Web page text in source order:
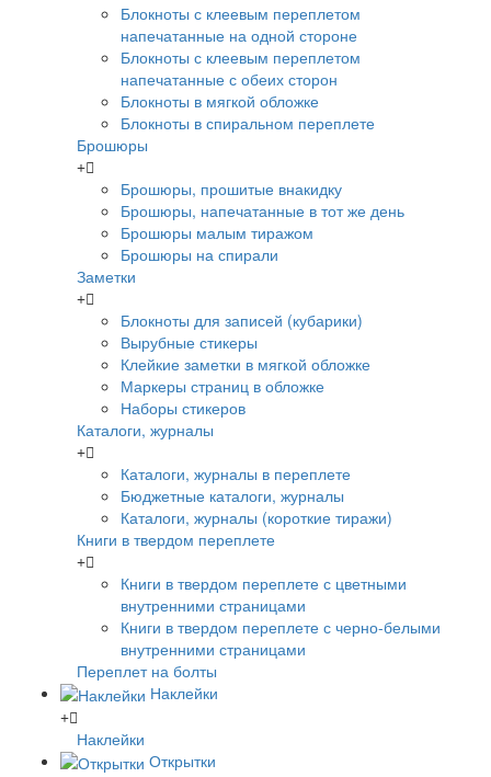
Блокноты с клеевым переплетом
напечатанные на одной стороне
Блокноты с клеевым переплетом
напечатанные с обеих сторон
Блокноты в мягкой обложке
Блокноты в спиральном переплете
Брошюры
Брошюры, прошитые внакидку
Брошюры, напечатанные в тот же день
Брошюры малым тиражом
Брошюры на спирали
Заметки
Блокноты для записей (кубарики)
Вырубные стикеры
Клейкие заметки в мягкой обложке
Маркеры страниц в обложке
Наборы стикеров
Каталоги, журналы
Каталоги, журналы в переплете
Бюджетные каталоги, журналы
Каталоги, журналы (короткие тиражи)
Книги в твердом переплете
Книги в твердом переплете с цветными
внутренними страницами
Книги в твердом переплете с черно-белыми
внутренними страницами
Переплет на болты
Наклейки
Наклейки
Открытки